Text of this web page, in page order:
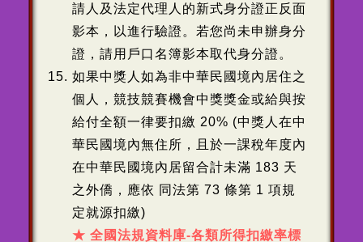
請人及法定代理人的新式身分證正反面
影本，以進行驗證。若您尚未申辦身分
證，請用戶口名簿影本取代身分證。
如果中獎人如為非中華民國境內居住之
個人，競技競賽機會中獎獎金或給與按
給付全額一律要扣繳 20% (中獎人在中
華民國境內無住所，且於一課稅年度內
在中華民國境內居留合計未滿 183 天
之外僑，應依 同法第 73 條第 1 項規
定就源扣繳)
★ 全國法規資料庫-各類所得扣繳率標